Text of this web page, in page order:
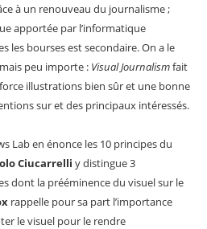
à un renouveau du journalisme ;
apportée par l’informatique
les bourses est secondaire. On a le
peu importe : Visual Journalismfait
force illustrations bien sûr et une bonne
sur et des principaux intéressés.
Lab en énonce les 10 principes du
Ciucarrelli y distingue 3
dont la prééminence du visuel sur le
rappelle pour sa part l’importance
le visuel pour le rendre